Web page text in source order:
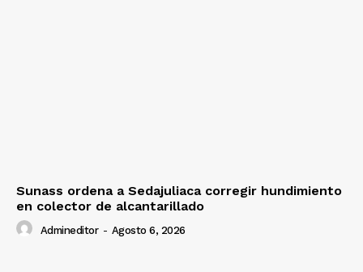
Sunass ordena a Sedajuliaca corregir hundimiento
en colector de alcantarillado
Admineditor - Agosto 6, 2026